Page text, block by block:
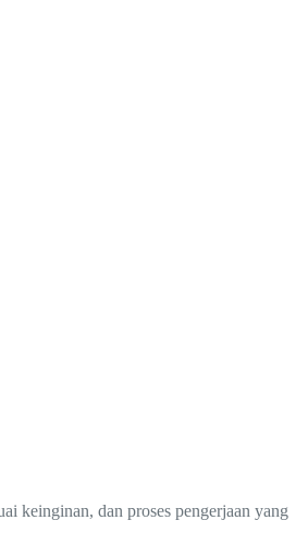
keinginan, dan proses pengerjaan yang